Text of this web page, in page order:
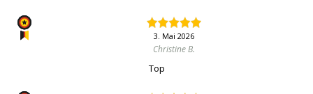
3. Mai 2026
Christine B.
Top